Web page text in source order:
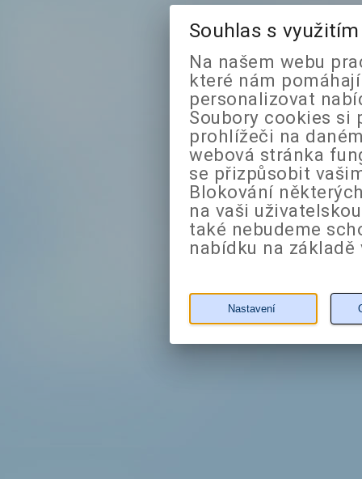
Souhlas s
Na našem webu
které nám
personalizovat
Soubory cookies si
prohlížeči na
webová stránka
se přizpůsobit
Blokování
na vaši
také nebudeme
nabídku na
Nastavení